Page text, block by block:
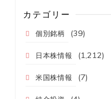
チ
コ
作
り
♪
ゲ
ー
ョ
ン
カテゴリー
個別銘柄 (39)
日本株情報 (1,212)
米国株情報 (7)